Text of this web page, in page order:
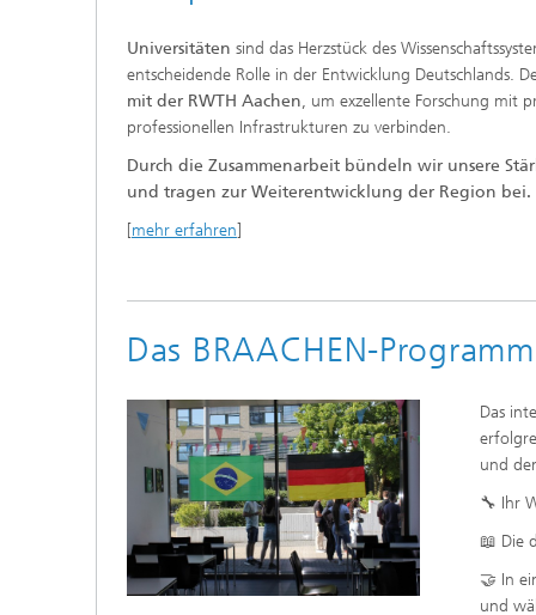
Universitäten sind das Herzstück des
entscheidende Rolle in der Entwicklung Deutschlands.
mit der RWTH Aachen, um exzellente Forschung mit
professionellen Infrastrukturen zu verbinden.
Durch die Zusammenarbeit bündeln wir unsere
und tragen zur Weiterentwicklung der Region bei.
[mehr erfahren]
Das BRAACHEN-Programm
Das
und
🔧 Ihr
📖 Die
🤝 In
und